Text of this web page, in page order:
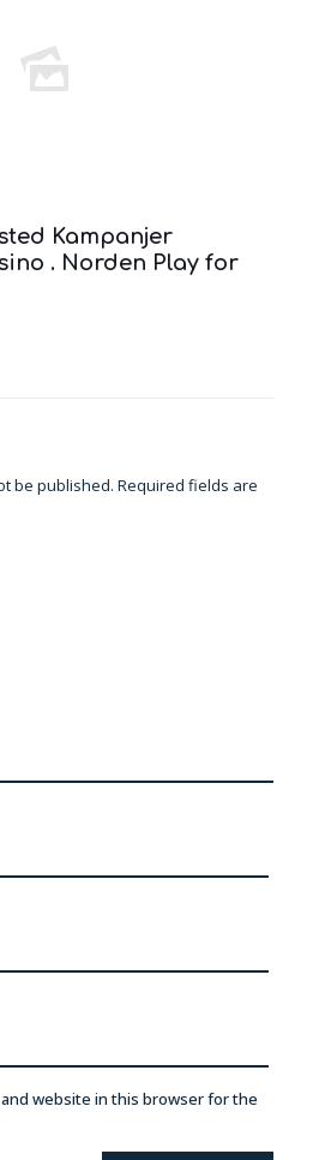
Kampanjer
. Norden Play for
be published. Required fields are
and website in this browser for the